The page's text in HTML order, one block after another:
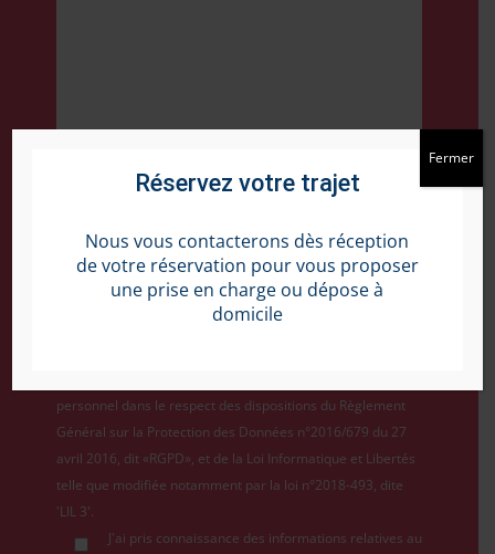
Recopiez le code :
personnel dans le respect des dispositions du Règlement
Général sur la Protection des Données n°2016/679 du 27
avril 2016, dit «RGPD», et de la Loi Informatique et Libertés
telle que modifiée notamment par la loi n°2018-493, dite
'LIL 3'.
J'ai pris connaissance des informations relatives au
Réservez votre trajet
Nous vous contacterons dès réception
de votre réservation pour vous proposer
une prise en charge ou dépose à
domicile
Fermer